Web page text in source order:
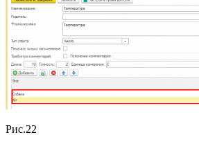
Рис.22